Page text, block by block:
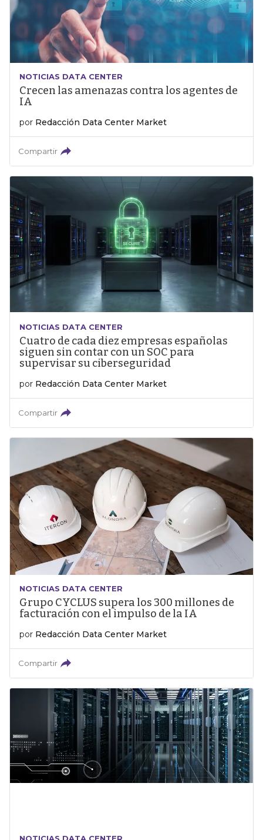
NOTICIAS DATA CENTER
Crecen las amenazas contra los agentes de
IA
por Redacción Data Center Market
Compartir
NOTICIAS DATA CENTER
Cuatro de cada diez empresas españolas
siguen sin contar con un SOC para
supervisar su ciberseguridad
por Redacción Data Center Market
Compartir
NOTICIAS DATA CENTER
Grupo CYCLUS supera los 300 millones de
facturación con el impulso de la IA
por Redacción Data Center Market
Compartir